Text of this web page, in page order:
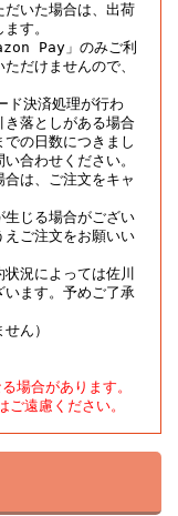
だいた場合は、出荷
す。
Pay」のみご利
だけませんので、
ド決済処理が行わ
き落としがある場合
の日数につきまし
合わせください。
合は、ご注文をキャ
生じる場合がござい
えご注文をお願いい
況によっては佐川
います。予めご了承
ん）
場合があります。
遠慮ください。